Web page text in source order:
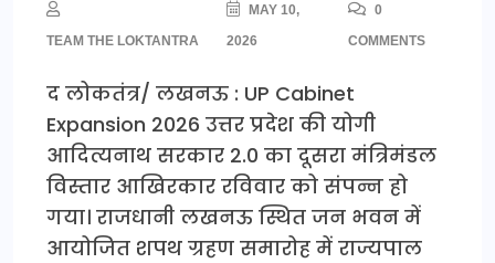
TEAM THE LOKTANTRA
MAY 10,
2026
0
COMMENTS
द लोकतंत्र/ लखनऊ : UP Cabinet
Expansion 2026 उत्तर प्रदेश की योगी
आदित्यनाथ सरकार 2.0 का दूसरा मंत्रिमंडल
विस्तार आखिरकार रविवार को संपन्न हो
गया। राजधानी लखनऊ स्थित जन भवन में
आयोजित शपथ ग्रहण समारोह में राज्यपाल